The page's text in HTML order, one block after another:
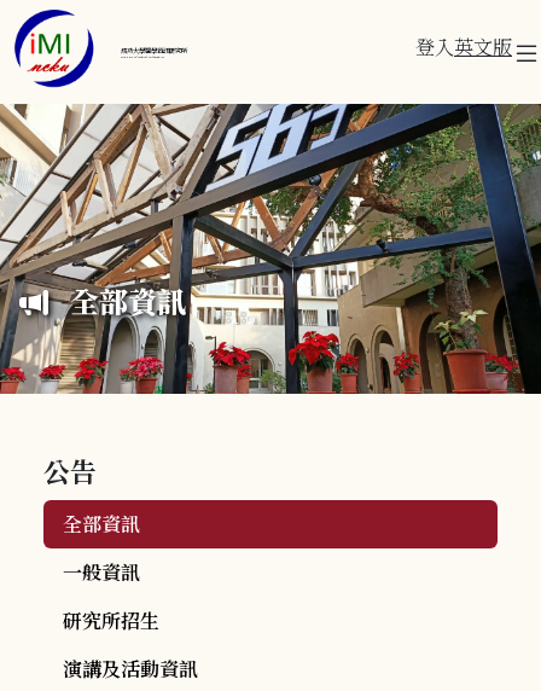
成功大學醫學資訊研究所
Institute of Medical Informatics 登入英文版
全部資訊
公告
全部資訊
一般資訊
研究所招生
演講及活動資訊